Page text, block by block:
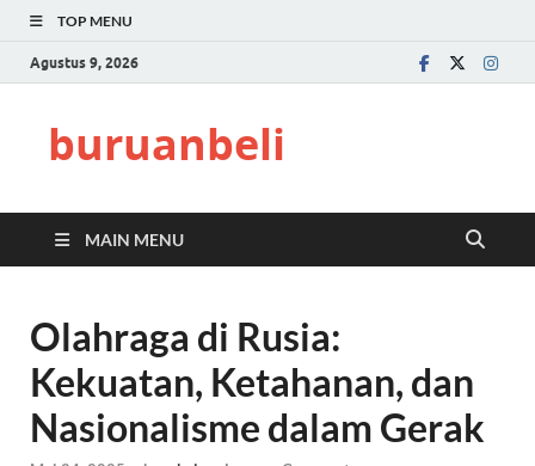
TOP MENU
Agustus 9, 2026
buruanbeli
MAIN MENU
Olahraga di Rusia:
Kekuatan, Ketahanan, dan
Nasionalisme dalam Gerak